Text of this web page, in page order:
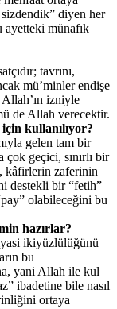
sizdendik” diyen her
ayetteki münafık
tavrını,
mü’minler endişe
izniyle
de Allah verecektir.
kullanılıyor?
gelen tam bir
geçici, sınırlı bir
kâfirlerin zaferinin
destekli bir “fetih”
olabileceğini bu
hazırlar?
ikiyüzlülüğünü
bu
yani Allah ile kul
ibadetine bile nasıl
ortaya